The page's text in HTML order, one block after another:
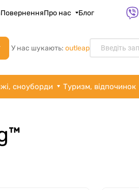
ПоверненняПро нас Блог
У нас шукають: outleap
сноуборди Туризм, відпочинок